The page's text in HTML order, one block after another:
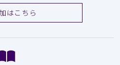
はこちら